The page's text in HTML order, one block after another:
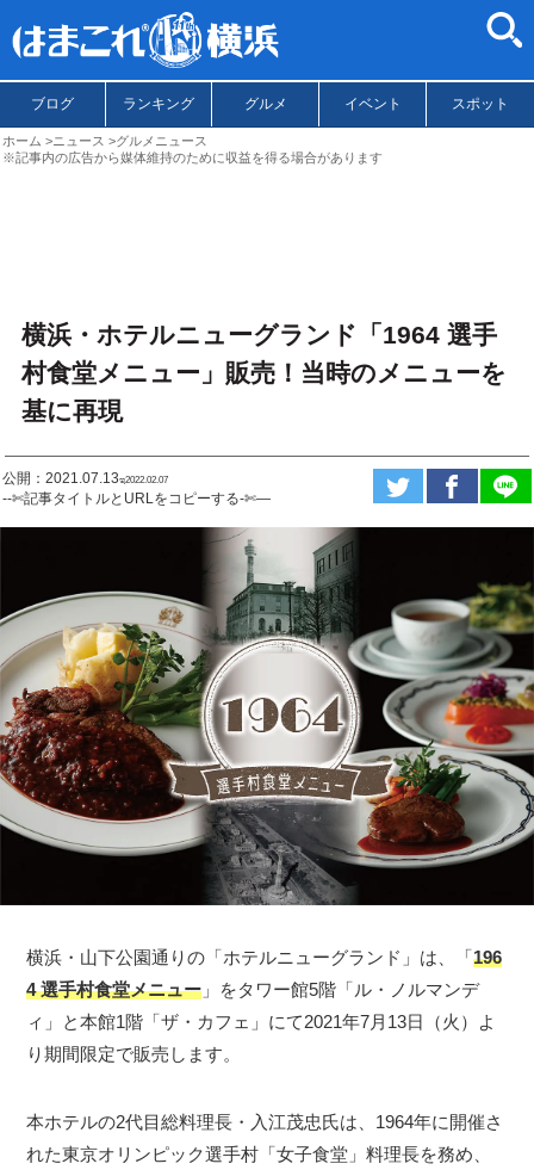
ブログ ランキング グルメ イベント スポット
ホーム ニュース
グルメニュース
※記事内の広告から媒体維持のために収益を得る場合があります
横浜・ホテルニューグランド「1964 選手
村食堂メニュー」販売！当時のメニューを
基に再現
公開：2021.07.13ಇ2022.02.07
--✄記事タイトルとURLをコピーする-✄—
横浜・山下公園通りの「ホテルニューグランド」は、「196
4 選手村食堂メニュー 」をタワー館5階「ル・ノルマンデ
ィ」と本館1階「ザ・カフェ」にて2021年7月13日（火）よ
り期間限定で販売します。
本ホテルの2代目総料理長・入江茂忠氏は、1964年に開催さ
れた東京オリンピック選手村「女子食堂」料理長を務め、